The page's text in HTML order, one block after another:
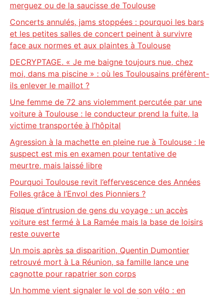
merguez ou de la saucisse de Toulouse
Concerts annulés, jams stoppées : pourquoi les bars
et les petites salles de concert peinent à survivre
face aux normes et aux plaintes à Toulouse
DECRYPTAGE. « Je me baigne toujours nue, chez
moi, dans ma piscine » : où les Toulousains préfèrent-
ils enlever le maillot ?
Une femme de 72 ans violemment percutée par une
voiture à Toulouse : le conducteur prend la fuite, la
victime transportée à l’hôpital
Agression à la machette en pleine rue à Toulouse : le
suspect est mis en examen pour tentative de
meurtre, mais laissé libre
Pourquoi Toulouse revit l’effervescence des Années
Folles grâce à l’Envol des Pionniers ?
Risque d’intrusion de gens du voyage : un accès
voiture est fermé à La Ramée mais la base de loisirs
reste ouverte
Un mois après sa disparition, Quentin Dumontier
retrouvé mort à La Réunion, sa famille lance une
cagnotte pour rapatrier son corps
Un homme vient signaler le vol de son vélo : en